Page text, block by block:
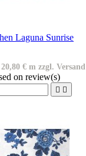
Laguna Sunrise
20,80 € m zzgl. Versand
on review(s)
 